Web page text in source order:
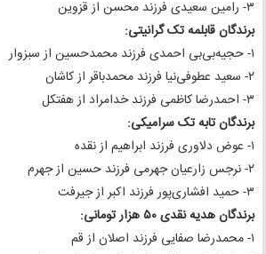
۳- رامین سعیدی فرزند محسن از قزوین
برندگان قابلمه تک گرانیتی:
۱- حجیه‌بی‌بی احمدی فرزند محمدحسین از سبزوار
۲- سعید عطوفی‌نیا فرزند محمدباقر از کاشان
۳- احمدرضا کاظمی فرزند خدامراد از هفتکل
برندگان تابه تک سرامیکی:
۱- عوض دلاوری فرزند ابراهیم از نقده
۲- نرجس زارعیان جهرمی فرزند حسین از جهرم
۳- حمید افشاری‌پور فرزند اکبر از جیرفت
برندگان هدیه نقدی ۵۰ هزار تومانی:
۱- محمدرضا صفایی فرزند اصلان از قم